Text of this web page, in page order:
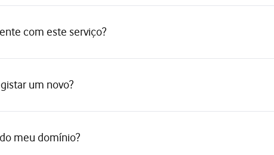
com este serviço?
um novo?
meu domínio?